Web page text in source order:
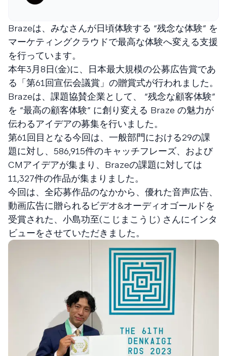
Brazeは、みなさんが日頃体験する “残念な体験” を
マーケティングクラウドで最高な体験へ変える支援
を行っています。
本年3月8日(金)に、日本最大規模の公募広告賞であ
る「第61回宣伝会議賞」の贈賞式が行われました。
Brazeは、課題協賛企業として、 “残念な顧客体験”
を “最高の顧客体験” に創り変える Braze の魅力が
伝わるアイデアの募集を行いました。
第61回目となる今回は、一般部門における29の課
題に対し、586,915件のキャッチフレーズ、および
CMアイデアが集まり、Brazeの課題に対しては
11,327件の作品が集まりました。
今回は、全応募作品のなかから、優れた音声広告、
動画広告に贈られるビデオ&オーディオゴールドを
受賞された、小島功至(こじまこうじ) さんにインタ
ビューをさせていただきました。